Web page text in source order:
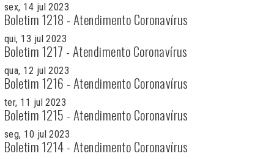
sex, 14 jul 2023
Boletim 1218 - Atendimento Coronavírus
qui, 13 jul 2023
Boletim 1217 - Atendimento Coronavírus
qua, 12 jul 2023
Boletim 1216 - Atendimento Coronavírus
ter, 11 jul 2023
Boletim 1215 - Atendimento Coronavírus
seg, 10 jul 2023
Boletim 1214 - Atendimento Coronavírus